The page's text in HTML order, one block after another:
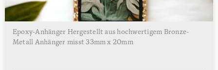
Epoxy-Anhänger Hergestellt aus hochwertigem Bronze-
Metall Anhänger misst 33mm x 20mm